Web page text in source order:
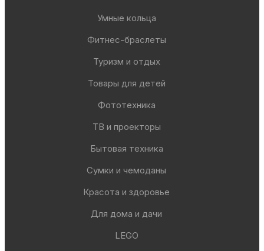
Умные кольца
Фитнес-браслеты
Туризм и отдых
Товары для детей
Фототехника
ТВ и проекторы
Бытовая техника
Сумки и чемоданы
Красота и здоровье
Для дома и дачи
LEGO